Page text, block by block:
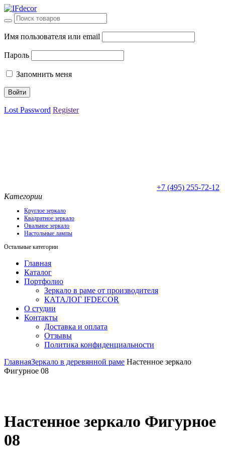
Имя пользователя или email
Пароль
Запомнить меня
Lost Password Register
+7 (495) 255-72-12
Категории
Круглое зеркало
Квадратное зеркало
Овальное зеркало
Настольные лампы
Остальные категории
Главная
Каталог
Портфолио
Зеркало в раме от производителя
КАТАЛОГ IFDECOR
О студии
Контакты
Доставка и оплата
Отзывы
Политика конфиденциальности
ГлавнаяЗеркало в деревянной раме Настенное зеркало
Фигурное 08
Настенное зеркало Фигурное
08